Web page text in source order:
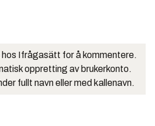
Ifrågasätt for å kommentere.
oppretting av brukerkonto.
fullt navn eller med kallenavn.